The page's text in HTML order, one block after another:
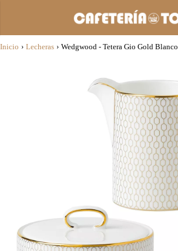
Inicio › Lecheras › Wedgwood - Tetera Gio Gold Blanco